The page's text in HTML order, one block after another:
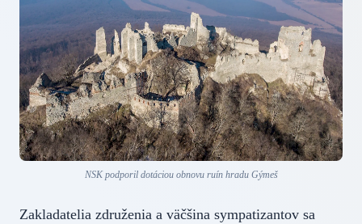
NSK podporil dotáciou obnovu ruín hradu Gýmeš
Zakladatelia združenia a väčšina sympatizantov sa